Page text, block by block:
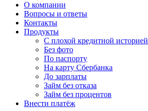
О компании
Вопросы и ответы
Контакты
Продукты
C плохой кредитной историей
Без фото
По паспорту
На карту Сбербанка
До зарплаты
Займ без отказа
Займ без процентов
Внести платёж